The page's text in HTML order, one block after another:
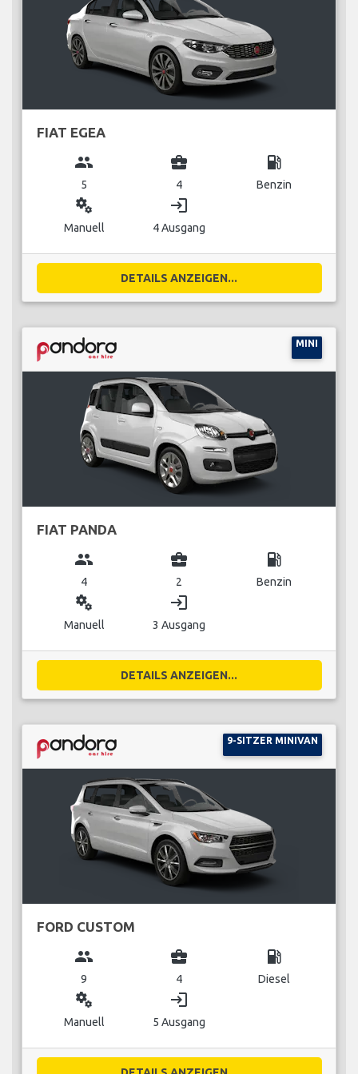
FIAT EGEA
group
5
business_center
4
local_gas_station
Benzin
miscellaneous_services
Manuell
login
4 Ausgang
DETAILS ANZEIGEN...
MINI
FIAT PANDA
group
4
business_center
2
local_gas_station
Benzin
miscellaneous_services
Manuell
login
3 Ausgang
DETAILS ANZEIGEN...
9-SITZER MINIVAN
FORD CUSTOM
group
9
business_center
4
local_gas_station
Diesel
miscellaneous_services
Manuell
login
5 Ausgang